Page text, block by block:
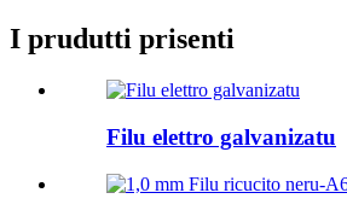
I prudutti prisenti
Filu elettro galvanizatu